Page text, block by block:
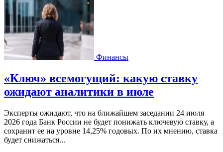
Финансы
«Ключ» всемогущий: какую ставку
ожидают аналитики в июле
Эксперты ожидают, что на ближайшем заседании 24 июля
2026 года Банк России не будет понижать ключевую ставку, а
сохранит ее на уровне 14,25% годовых. По их мнению, ставка
будет снижаться...